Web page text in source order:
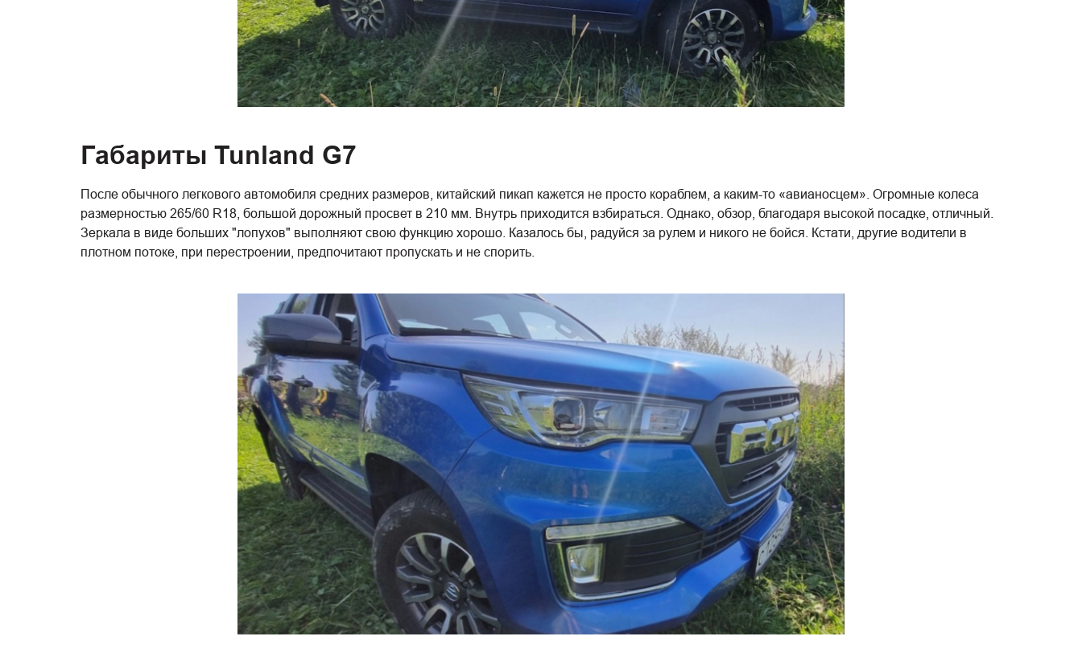
Габариты Tunland G7
После обычного легкового автомобиля средних размеров, китайский пикап кажется не просто кораблем, а каким-то «авианосцем». Огромные колеса
размерностью 265/60 R18, большой дорожный просвет в 210 мм. Внутрь приходится взбираться. Однако, обзор, благодаря высокой посадке, отличный.
Зеркала в виде больших "лопухов" выполняют свою функцию хорошо. Казалось бы, радуйся за рулем и никого не бойся. Кстати, другие водители в
плотном потоке, при перестроении, предпочитают пропускать и не спорить.